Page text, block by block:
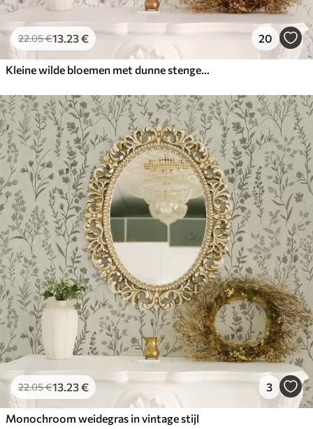
22.05€13.23€ 20
Kleine wilde bloemen met dunne stengels op lichte achtergrond
22.05€13.23€ 3
Monochroom weidegras in vintage stijl